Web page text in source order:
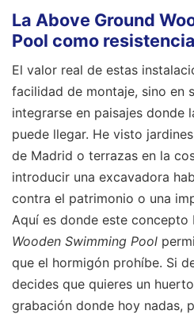
La Above Ground
Pool como
El valor real de estas
facilidad de montaje, sino en
integrarse en paisajes donde
puede llegar. He visto
de Madrid o terrazas en la
introducir una excavadora
contra el patrimonio o una
Aquí es donde este concepto
Wooden Swimming Pool
que el hormigón prohíbe. Si
decides que quieres un
grabación donde hoy nadas,